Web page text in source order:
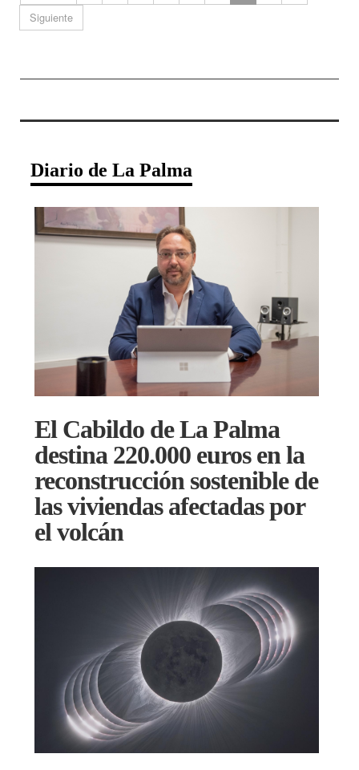
Siguiente
Diario de La Palma
El Cabildo de La Palma
destina 220.000 euros en la
reconstrucción sostenible de
las viviendas afectadas por
el volcán